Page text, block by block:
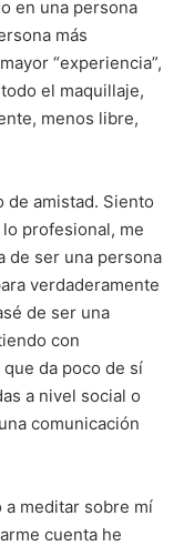
en una persona
más
“experiencia”,
el maquillaje,
menos libre,
de amistad. Siento
profesional, me
de ser una persona
verdaderamente
de ser una
con
da poco de sí
a nivel social o
comunicación
meditar sobre mí
cuenta he